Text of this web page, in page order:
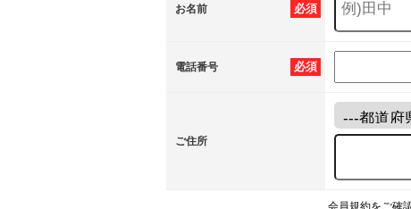
必須
お名前
必須
電話番号
ご住所
会員規約をご確